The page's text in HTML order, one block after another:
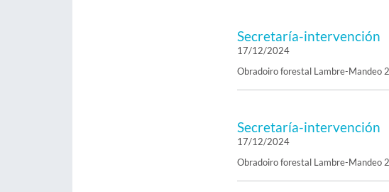
Secretaría-intervención
17/12/2024
Obradoiro forestal Lambre-Mandeo
Secretaría-intervención
17/12/2024
Obradoiro forestal Lambre-Mandeo